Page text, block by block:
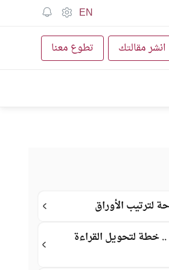
EN
انشر مقالتك تطوع معنا
لترتيب الأوراق
.. خطة لتحويل القراءة